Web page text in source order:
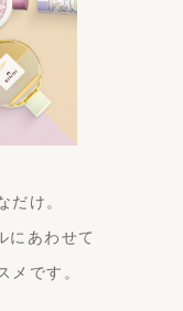
だけ。
にあわせて
メです。